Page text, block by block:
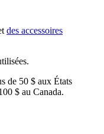
des accessoires
de 50 $ aux États
$ au Canada.